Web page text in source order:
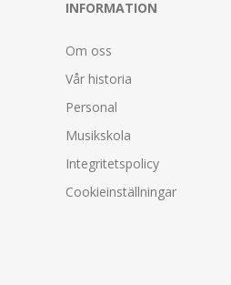
INFORMATION
Om oss
Vår historia
Personal
Musikskola
Integritetspolicy
Cookieinställningar